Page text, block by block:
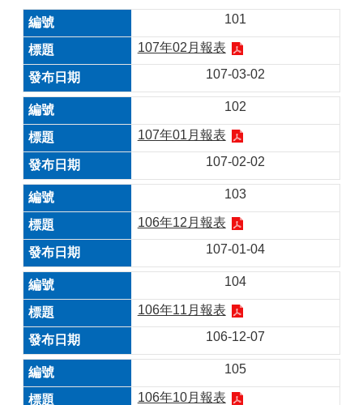
101
107年02月報表
107-03-02
102
107年01月報表
107-02-02
103
106年12月報表
107-01-04
104
106年11月報表
106-12-07
105
106年10月報表